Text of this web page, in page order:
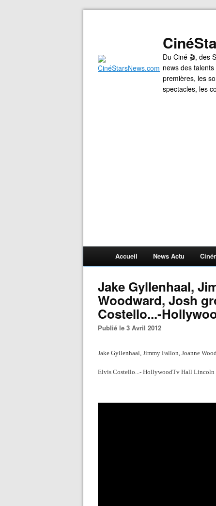
Du Ciné 🎬, des
news des
premières, les
spectacles, les
Accueil News Actu
Jake Gyllenhaal,
Woodward, Josh
Costello...-
Publié le 3 Avril 2012
Jake Gyllenhaal, Jimmy Fallon, Joanne
Elvis Costello...- HollywoodTv Hall Lincoln